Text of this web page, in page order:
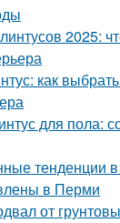
2025:
как
для пола:
тенденции в
в Перми
от